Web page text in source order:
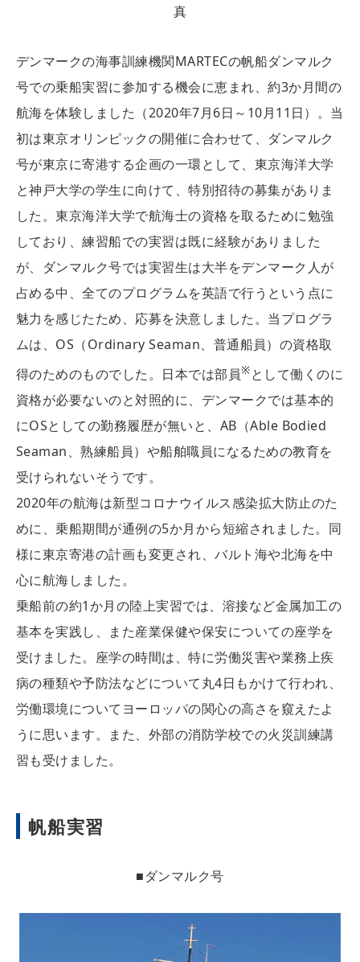
真
デンマークの海事訓練機関MARTECの帆船ダンマルク
号での乗船実習に参加する機会に恵まれ、約3か月間の
航海を体験しました（2020年7月6日～10月11日）。当
初は東京オリンピックの開催に合わせて、ダンマルク
号が東京に寄港する企画の一環として、東京海洋大学
と神戸大学の学生に向けて、特別招待の募集がありま
した。東京海洋大学で航海士の資格を取るために勉強
しており、練習船での実習は既に経験がありました
が、ダンマルク号では実習生は大半をデンマーク人が
占める中、全てのプログラムを英語で行うという点に
魅力を感じたため、応募を決意しました。当プログラ
ムは、OS（Ordinary Seaman、普通船員）の資格取
得のためのものでした。日本では部員※として働くのに
資格が必要ないのと対照的に、デンマークでは基本的
にOSとしての勤務履歴が無いと、AB（Able Bodied
Seaman、熟練船員）や船舶職員になるための教育を
受けられないそうです。
2020年の航海は新型コロナウイルス感染拡大防止のた
めに、乗船期間が通例の5か月から短縮されました。同
様に東京寄港の計画も変更され、バルト海や北海を中
心に航海しました。
乗船前の約1か月の陸上実習では、溶接など金属加工の
基本を実践し、また産業保健や保安についての座学を
受けました。座学の時間は、特に労働災害や業務上疾
病の種類や予防法などについて丸4日もかけて行われ、
労働環境についてヨーロッパの関心の高さを窺えたよ
うに思います。また、外部の消防学校での火災訓練講
習も受けました。
帆船実習
■ダンマルク号